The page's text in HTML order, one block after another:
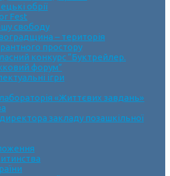
обрії
Fest
свободу
– територія
простору
конкурс “Буктрейлер.
форум”
ігри
«Життєвих завдань»
закладу позашкільної